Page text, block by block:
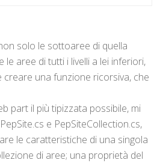
solo le sottoaree di quella
aree di tutti i livelli a lei inferiori,
una funzione ricorsiva, che
part il più tipizzata possibile, mi
e PepSiteCollection.cs,
le caratteristiche di una singola
di aree; una proprietà del